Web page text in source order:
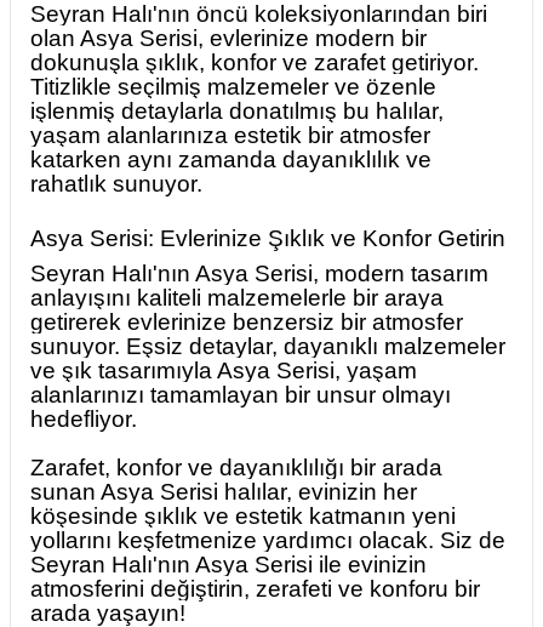
Seyran Halı'nın öncü koleksiyonlarından biri
olan Asya Serisi, evlerinize modern bir
dokunuşla şıklık, konfor ve zarafet getiriyor.
Titizlikle seçilmiş malzemeler ve özenle
işlenmiş detaylarla donatılmış bu halılar,
yaşam alanlarınıza estetik bir atmosfer
katarken aynı zamanda dayanıklılık ve
rahatlık sunuyor.
Asya Serisi: Evlerinize Şıklık ve Konfor Getirin
Seyran Halı'nın Asya Serisi, modern tasarım
anlayışını kaliteli malzemelerle bir araya
getirerek evlerinize benzersiz bir atmosfer
sunuyor. Eşsiz detaylar, dayanıklı malzemeler
ve şık tasarımıyla Asya Serisi, yaşam
alanlarınızı tamamlayan bir unsur olmayı
hedefliyor.
Zarafet, konfor ve dayanıklılığı bir arada
sunan Asya Serisi halılar, evinizin her
köşesinde şıklık ve estetik katmanın yeni
yollarını keşfetmenize yardımcı olacak. Siz de
Seyran Halı'nın Asya Serisi ile evinizin
atmosferini değiştirin, zerafeti ve konforu bir
arada yaşayın!